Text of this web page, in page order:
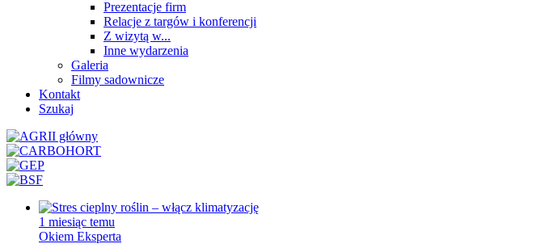
Prezentacje firm
Relacje z targów i konferencji
Z wizytą w...
Inne wydarzenia
Galeria
Filmy sadownicze
Kontakt
Szukaj
1 miesiąc temu
Okiem Eksperta